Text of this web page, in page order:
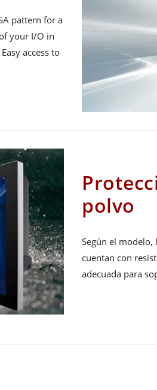
pattern for a
your I/O in
access to
polvo
Según el modelo,
cuentan con
adecuada para